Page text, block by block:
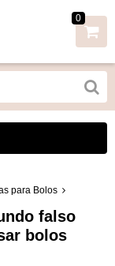
0
para Bolos
falso
bolos